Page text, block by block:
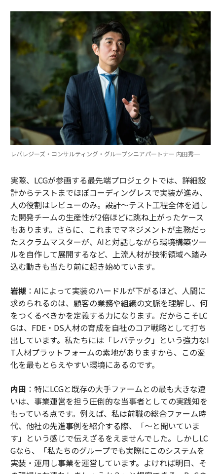
レバレジーズ・コンサルティング・グループシニアパートナー 内田秀一
実際、LCGが参画する最先端プロジェクトでは、詳細設
計からテストまでほぼコーディングレスで実装が進み、
人の役割はレビューのみ。設計～テスト工程全体を通し
た開発チームの生産性が2倍ほどに跳ね上がったケース
もあります。さらに、これまでマネジメントが主務だっ
たスクラムマスターが、AIと対話しながら環境構築ツー
ルを自作して展開するなど、上流人材が技術領域へ踏み
込む動きも当たり前に起き始めています。
岩槻：AIによって実装のハードルが下がるほど、人間に
求められるのは、顧客の業務や組織の文脈を理解し、何
をつくるべきかを定義する力になります。だからこそLC
Gは、FDE・DS人材の育成を自社のコア戦略として打ち
出しています。私たちには「レバテック」という強力なI
T人材プラットフォームの素地がありますから、この変
化を最もとらえやすい環境にあるのです。
内田 ：特にLCGと既存の大手ファームとの最も大きな違
いは、事業運営を担う圧倒的な当事者としての実践知を
もっている点です。例えば、私は前職の総合ファーム時
代、他社の先進事例を紹介する際、「〜と聞いていま
す」という感じで伝えざるをえませんでした。しかしLC
Gなら、「私たちのグループでも実際にこのシステムを
実装・運用し事業を運営しています。よければ明日、そ